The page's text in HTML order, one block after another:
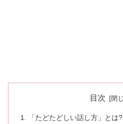
目次
「たどたどしい話し方」とは?